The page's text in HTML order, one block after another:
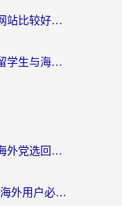
海外看国内电视直播用什么网站比较好？一篇解决你所有追剧难题的实用指南
在国外如何打开中国网站？留学生与海外华人的无缝访问指南
雷霆加速下载免费靠谱吗？海外党选回国加速器的避坑指南（附热门工具对比）
NordVPN 回国能用吗？一个海外用户必须面对的真实困境